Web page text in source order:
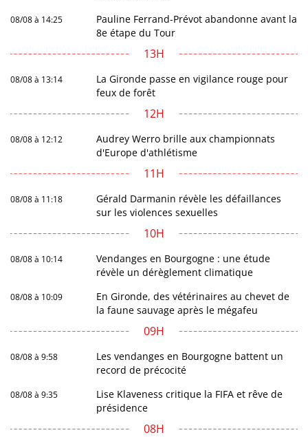
08/08 à 14:25
Pauline Ferrand-Prévot abandonne avant la
8e étape du Tour
13H
08/08 à 13:14
La Gironde passe en vigilance rouge pour
feux de forêt
12H
08/08 à 12:12
Audrey Werro brille aux championnats
d'Europe d'athlétisme
11H
08/08 à 11:18
Gérald Darmanin révèle les défaillances
sur les violences sexuelles
10H
08/08 à 10:14
Vendanges en Bourgogne : une étude
révèle un dérèglement climatique
08/08 à 10:09
En Gironde, des vétérinaires au chevet de
la faune sauvage après le mégafeu
09H
08/08 à 9:58
Les vendanges en Bourgogne battent un
record de précocité
08/08 à 9:35
Lise Klaveness critique la FIFA et rêve de
présidence
08H